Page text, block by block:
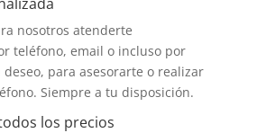
nosotros atenderte
teléfono, email o incluso por
para asesorarte o realizar
Siempre a tu disposición.
los precios